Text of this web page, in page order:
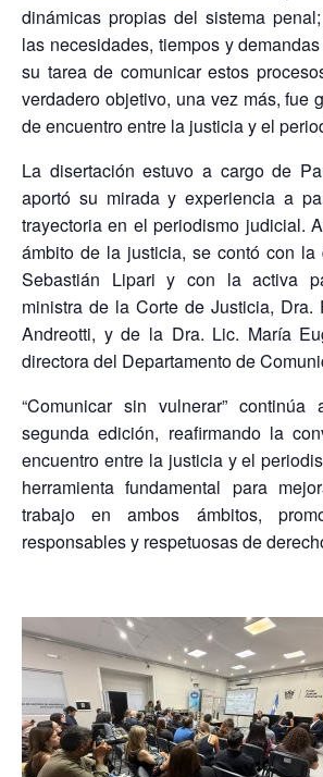
dinámicas propias del sistema
las necesidades, tiempos y
su tarea de comunicar estos
verdadero objetivo, una vez más, fue
de encuentro entre la justicia y el
La disertación estuvo a cargo de
aportó su mirada y experiencia a
trayectoria en el periodismo judicial.
ámbito de la justicia, se contó con la
Sebastián Lipari y con la activa
ministra de la Corte de Justicia, Dra.
Andreotti, y de la Dra. Lic. María
directora del Departamento de
“Comunicar sin vulnerar” continúa
segunda edición, reafirmando la
encuentro entre la justicia y el
herramienta fundamental para
trabajo en ambos ámbitos,
responsables y respetuosas de